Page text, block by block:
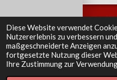
Diese Website verwendet
Nutzererlebnis zu verbessern und
maßgeschneiderte Anzeigen
fortgesetzte Nutzung dieser
Ihre Zustimmung zur